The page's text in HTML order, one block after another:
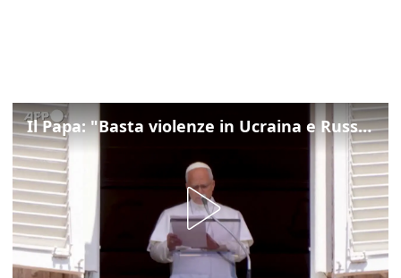
Il Papa: "Basta violenze in Ucraina e Russia, spazio a diplomazia"